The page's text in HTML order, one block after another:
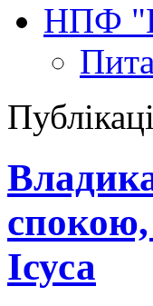
НПФ
спокою,
Ісуса